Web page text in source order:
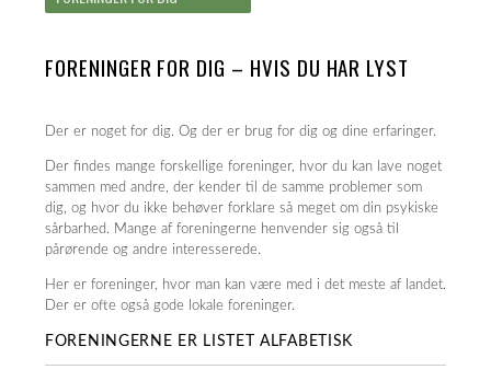
FORENINGER FOR DIG – HVIS DU HAR LYST
Der er noget for dig. Og der er brug for dig og dine erfaringer.
Der findes mange forskellige foreninger, hvor du kan lave noget
sammen med andre, der kender til de samme problemer som
dig, og hvor du ikke behøver forklare så meget om din psykiske
sårbarhed. Mange af foreningerne henvender sig også til
pårørende og andre interesserede.
Her er foreninger, hvor man kan være med i det meste af landet.
Der er ofte også gode lokale foreninger.
FORENINGERNE ER LISTET ALFABETISK